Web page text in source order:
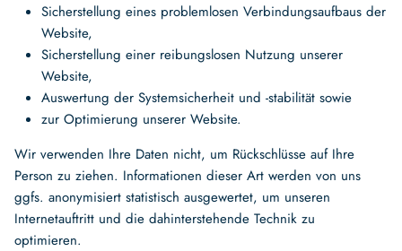
Sicherstellung eines problemlosen Verbindungsaufbaus der
Website,
Sicherstellung einer reibungslosen Nutzung unserer
Website,
Auswertung der Systemsicherheit und -stabilität sowie
zur Optimierung unserer Website.
Wir verwenden Ihre Daten nicht, um Rückschlüsse auf Ihre
Person zu ziehen. Informationen dieser Art werden von uns
ggfs. anonymisiert statistisch ausgewertet, um unseren
Internetauftritt und die dahinterstehende Technik zu
optimieren.